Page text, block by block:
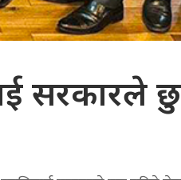
सरकारले